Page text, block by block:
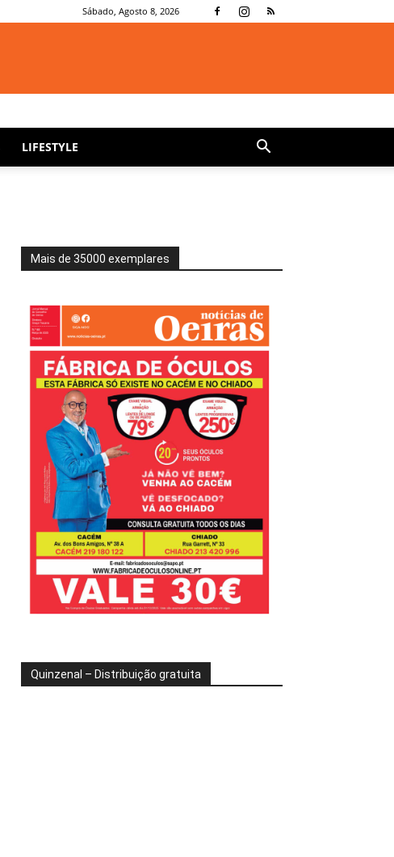
Sábado, Agosto 8, 2026
LIFESTYLE
Mais de 35000 exemplares
Quinzenal – Distribuição gratuita